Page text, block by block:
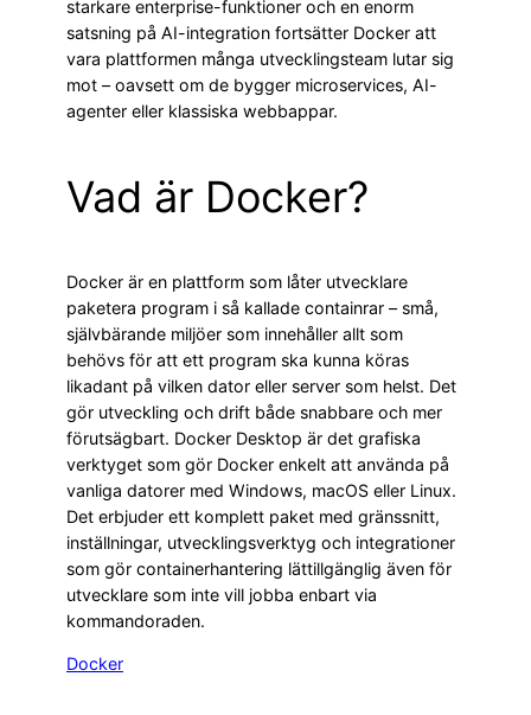
starkare enterprise-funktioner och en enorm
satsning på AI-integration fortsätter Docker att
vara plattformen många utvecklingsteam lutar sig
mot – oavsett om de bygger microservices, AI-
agenter eller klassiska webbappar.
Vad är Docker?
Docker är en plattform som låter utvecklare
paketera program i så kallade containrar – små,
självbärande miljöer som innehåller allt som
behövs för att ett program ska kunna köras
likadant på vilken dator eller server som helst. Det
gör utveckling och drift både snabbare och mer
förutsägbart. Docker Desktop är det grafiska
verktyget som gör Docker enkelt att använda på
vanliga datorer med Windows, macOS eller Linux.
Det erbjuder ett komplett paket med gränssnitt,
inställningar, utvecklingsverktyg och integrationer
som gör containerhantering lättillgänglig även för
utvecklare som inte vill jobba enbart via
kommandoraden.
Docker